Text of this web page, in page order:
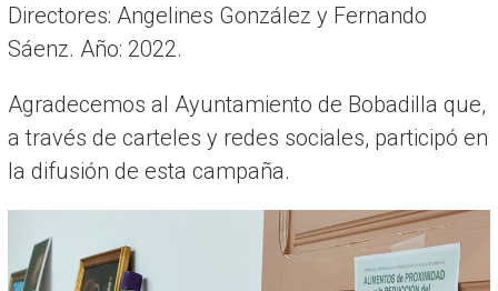
Directores: Angelines González y Fernando
Sáenz. Año: 2022.
Agradecemos al Ayuntamiento de Bobadilla que,
a través de carteles y redes sociales, participó en
la difusión de esta campaña.